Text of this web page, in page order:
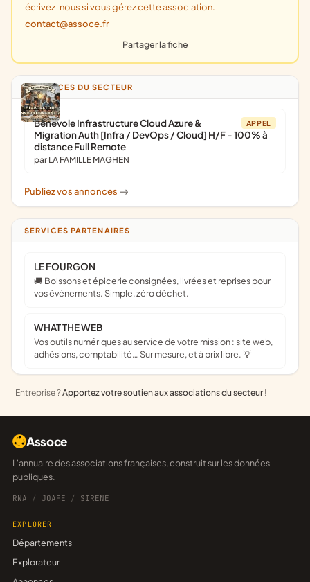
écrivez-nous si vous gérez cette association.
contact@assoce.fr
Partager la fiche
ANNONCES DU SECTEUR
APPEL
Bénévole Infrastructure Cloud Azure &
Migration Auth [Infra / DevOps / Cloud] H/F - 100% à
distance Full Remote
par LA FAMILLE MAGHEN
Publiez vos annonces ->
SERVICES PARTENAIRES
LE FOURGON
🚚 Boissons et épicerie consignées, livrées et reprises pour
vos événements. Simple, zéro déchet.
WHAT THE WEB
Vos outils numériques au service de votre mission : site web,
adhésions, comptabilité… Sur mesure, et à prix libre. 💡
Entreprise ?Apportez votre soutien aux associations du secteur !
Assoce
L'annuaire des associations françaises, construit sur les données
publiques.
RNA / JOAFE / SIRENE
EXPLORER
Départements
Explorateur